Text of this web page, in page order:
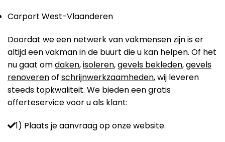
Carport West-Vlaanderen
Doordat we een netwerk van vakmensen zijn is er
altijd een vakman in de buurt die u kan helpen. Of het
nu gaat omdaken,isoleren,gevels bekleden,gevels
renoverenof schrijnwerkzaamheden, wij leveren
steeds topkwaliteit. We bieden een gratis
offerteservice voor u als klant:
1) Plaats je aanvraag op onze website.